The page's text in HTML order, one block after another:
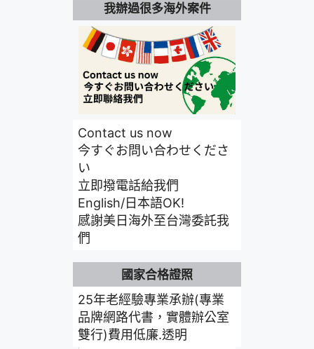
我辦過很多海外案件
Contact us now
今すぐお問い合わせくださ
い
立即撥電話給我們
English/日本語OK!
感謝美日海外至台灣委託我
們
國家合格證照
25年老經驗專業承辦(專業
品牌網路代書，實體辦公室
雙行)費用低廉.透明